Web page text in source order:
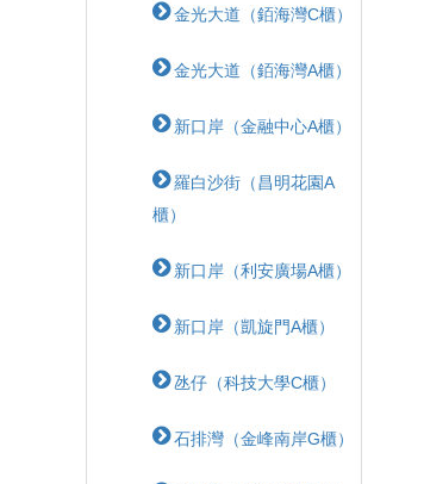
金光大道（銆海灣C櫃）
金光大道（銆海灣A櫃）
新口岸（金融中心A櫃）
羅白沙街（昌明花園A
櫃）
新口岸（利安廣場A櫃）
新口岸（凱旋門A櫃）
氹仔（科技大學C櫃）
石排灣（金峰南岸G櫃）